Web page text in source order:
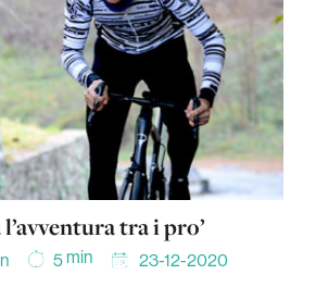
tra i pro’
5min 23-12-2020